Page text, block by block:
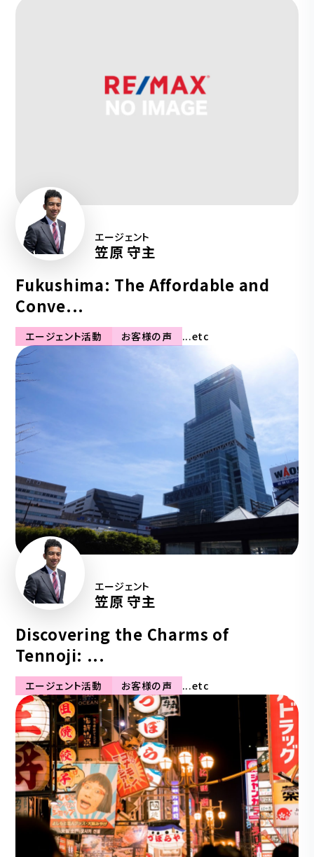
エージェント
笠原 守主
Fukushima: The Affordable and
Conve...
エージェント活動 お客様の声 ...etc
エージェント
笠原 守主
Discovering the Charms of
Tennoji: ...
エージェント活動 お客様の声 ...etc